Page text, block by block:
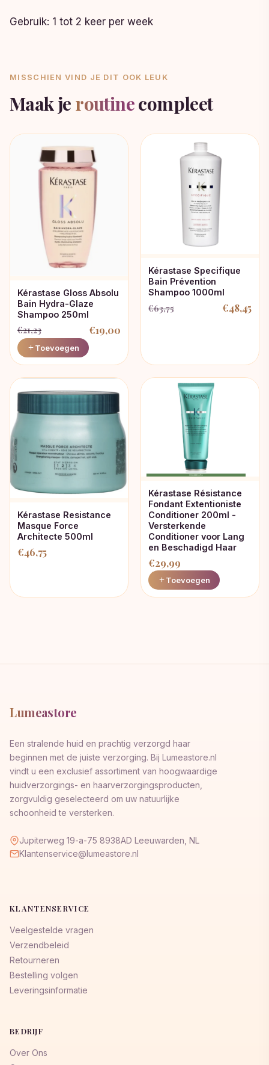
Gebruik: 1 tot 2 keer per week
MISSCHIEN VIND JE DIT OOK LEUK
Maak je routinecompleet
Kérastase Gloss Absolu
Bain Hydra-Glaze
Shampoo 250ml
€21,23
Oorspronkelijke
prijs
was:
€21,23.
€19,00
Huidige
prijs
is:
€19,00.
Toevoegen
Kérastase Specifique
Bain Prévention
Shampoo 1000ml
€63,75
Oorspronkelijke
€48,45
Huidige
Kérastase Resistance
Masque Force
Architecte 500ml
€46,75
Kérastase Résistance
Fondant Extentioniste
Conditioner 200ml -
Versterkende
Conditioner voor Lang
en Beschadigd Haar
€29,99
Toevoegen
Lumeastore
Een stralende huid en prachtig verzorgd haar
beginnen met de juiste verzorging. Bij Lumeastore.nl
vindt u een exclusief assortiment van hoogwaardige
huidverzorgings- en haarverzorgingsproducten,
zorgvuldig geselecteerd om uw natuurlijke
schoonheid te versterken.
Jupiterweg 19-a-75 8938AD Leeuwarden, NL
Klantenservice@lumeastore.nl
KLANTENSERVICE
Veelgestelde vragen
Verzendbeleid
Retourneren
Bestelling volgen
Leveringsinformatie
BEDRIJF
Over Ons